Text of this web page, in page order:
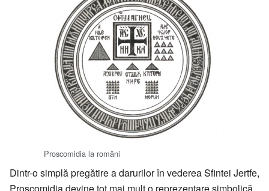
Proscomidia la români
Dintr-o simplă pregătire a darurilor în vederea Sfintei Jertfe,
Proscomidia devine tot mai mult o reprezentare simbolică